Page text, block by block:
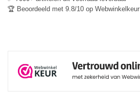
🏆 Beoordeeld met 9.8/10 op Webwinkelkeur